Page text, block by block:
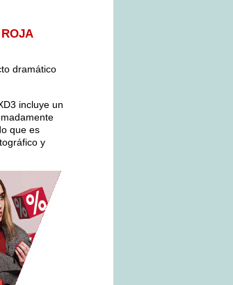
dramático
incluye un
que es
y